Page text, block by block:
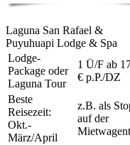
Laguna San Rafael &
Puyuhuapi Lodge & Spa
Lodge-
Package oder
Laguna Tour
1 Ü/F ab
€ p.P./DZ
Beste
Reisezeit:
Okt.-
März/April
z.B. als
auf der